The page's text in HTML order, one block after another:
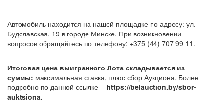
Автомобиль находится на нашей площадке по адресу: ул.
Будславская, 19 в городе Минске. При возникновении
вопросов обращайтесь по телефону: +375 (44) 707 99 11.
Итоговая цена выигранного Лота складывается из
суммы: максимальная ставка, плюс сбор Аукциона. Более
подробно по данной ссылке - https://belauction.by/sbor-
auktsiona.